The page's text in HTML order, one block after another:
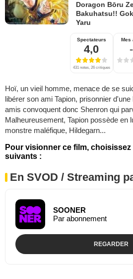
Doragon Bōru
Bakuhatsu!!
Yaru
Spectateurs
4,0
431 notes, 26 critiques
Mes
Hoï, un vieil homme, menace de se
libérer son ami Tapion, prisonnier
amis convoquent donc Shenron qui
Malheureusement, Tapion possède en
monstre maléfique, Hildegarn...
Pour visionner ce film,
suivants :
En SVOD / Streaming
SOONER
Par abonnement
REGARDER